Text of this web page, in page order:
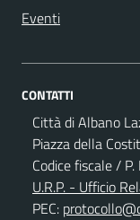
Eventi
CONTATTI
Città di Albano
Piazza della
Codice fiscale /
U.R.P. - Ufficio
PEC: